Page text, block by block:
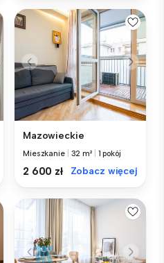
Mazowieckie
Mieszkanie 32 m² 1 pokój
2 600 zł Zobacz więcej